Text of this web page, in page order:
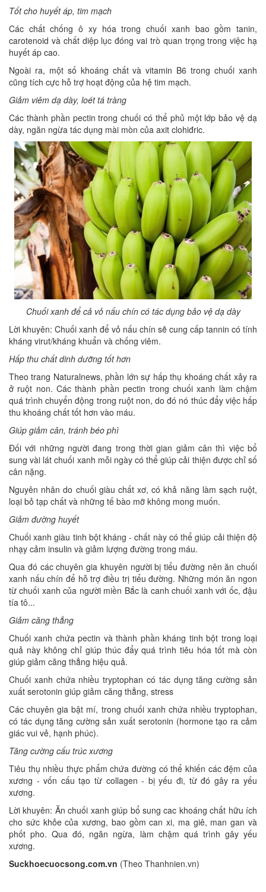
Tốt cho huyết áp, tim mạch
Các chất chống ô xy hóa trong chuối xanh bao gồm tanin,
carotenoid và chất diệp lục đóng vai trò quan trọng trong việc hạ
huyết áp cao.
Ngoài ra, một số khoáng chất và vitamin B6 trong chuối xanh
cũng tích cực hỗ trợ hoạt động của hệ tim mạch.
Giảm viêm dạ dày, loét tá tràng
Các thành phần pectin trong chuối có thể phủ một lớp bảo vệ dạ
dày, ngăn ngừa tác dụng mài mòn của axit clohiđric.
Chuối xanh để cả vỏ nấu chín có tác dụng bảo vệ dạ dày
Lời khuyên: Chuối xanh để vỏ nấu chín sẽ cung cấp tannin có tính
kháng virut/kháng khuẩn và chống viêm.
Hấp thu chất dinh dưỡng tốt hơn
Theo trang Naturalnews, phần lớn sự hấp thụ khoáng chất xảy ra
ở ruột non. Các thành phần pectin trong chuối xanh làm chậm
quá trình chuyển động trong ruột non, do đó nó thúc đẩy việc hấp
thu khoáng chất tốt hơn vào máu.
Giúp giảm cân, tránh béo phì
Đối với những người đang trong thời gian giảm cân thì việc bổ
sung vài lát chuối xanh mỗi ngày có thể giúp cải thiện được chỉ số
cân nặng.
Nguyên nhân do chuối giàu chất xơ, có khả năng làm sạch ruột,
loại bỏ tạp chất và những tế bào mỡ không mong muốn.
Giảm đường huyết
Chuối xanh giàu tinh bột kháng - chất này có thể giúp cải thiện độ
nhạy cảm insulin và giảm lượng đường trong máu.
Qua đó các chuyên gia khuyên người bị tiểu đường nên ăn chuối
xanh nấu chín để hỗ trợ điều trị tiểu đường. Những món ăn ngon
từ chuối xanh của người miền Bắc là canh chuối xanh với ốc, đậu
tía tô...
Giảm căng thẳng
Chuối xanh chứa pectin và thành phần kháng tinh bột trong loại
quả này không chỉ giúp thúc đẩy quá trình tiêu hóa tốt mà còn
giúp giảm căng thẳng hiệu quả.
Chuối xanh chứa nhiều tryptophan có tác dụng tăng cường sản
xuất serotonin giúp giảm căng thẳng, stress
Các chuyên gia bật mí, trong chuối xanh chứa nhiều tryptophan,
có tác dụng tăng cường sản xuất serotonin (hormone tạo ra cảm
giác vui vẻ, hạnh phúc).
Tăng cường cấu trúc xương
Tiêu thụ nhiều thực phẩm chứa đường có thể khiến các đệm của
xương - vốn cấu tạo từ collagen - bị yếu đi, từ đó gây ra yếu
xương.
Lời khuyên: Ăn chuối xanh giúp bổ sung cac khoáng chất hữu ích
cho sức khỏe của xương, bao gồm can xi, ma giê, man gan và
phốt pho. Qua đó, ngăn ngừa, làm chậm quá trình gây yếu
xương.
Suckhoecuocsong.com.vn (Theo Thanhnien.vn)